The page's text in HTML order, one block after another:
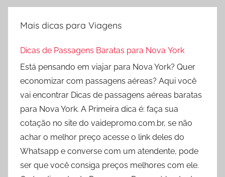
Mais dicas para Viagens
Dicas de Passagens Baratas para Nova York
Está pensando em viajar para Nova York? Quer
economizar com passagens aéreas? Aqui você
vai encontrar Dicas de passagens aéreas baratas
para Nova York. A Primeira dica é: faça sua
cotação no site do vaidepromo.com.br, se não
achar o melhor preço acesse o link deles do
Whatsapp e converse com um atendente, pode
ser que você consiga preços melhores com ele.